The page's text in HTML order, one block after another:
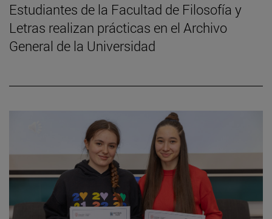
Estudiantes de la Facultad de Filosofía y
Letras realizan prácticas en el Archivo
General de la Universidad